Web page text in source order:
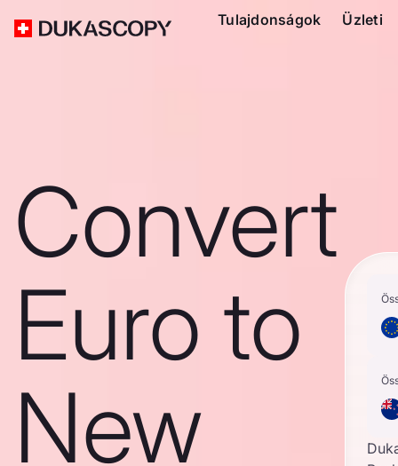
Tulajdonságok Üzleti
Convert
Euro to
New